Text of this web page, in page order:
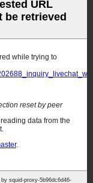
Выстава